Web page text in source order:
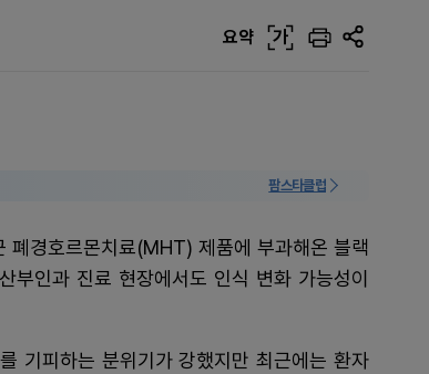
요약 가
팜스타클럽
경호르몬치료(MHT) 제품에 부과해온 블랙
인과 진료 현장에서도 인식 변화 가능성이
기피하는 분위기가 강했지만 최근에는 환자